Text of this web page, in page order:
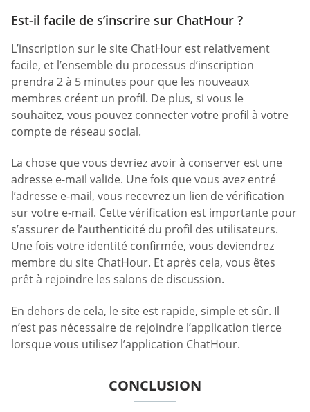
Est-il facile de s’inscrire sur ChatHour ?
L’inscription sur le site ChatHour est relativement
facile, et l’ensemble du processus d’inscription
prendra 2 à 5 minutes pour que les nouveaux
membres créent un profil. De plus, si vous le
souhaitez, vous pouvez connecter votre profil à votre
compte de réseau social.
La chose que vous devriez avoir à conserver est une
adresse e-mail valide. Une fois que vous avez entré
l’adresse e-mail, vous recevrez un lien de vérification
sur votre e-mail. Cette vérification est importante pour
s’assurer de l’authenticité du profil des utilisateurs.
Une fois votre identité confirmée, vous deviendrez
membre du site ChatHour. Et après cela, vous êtes
prêt à rejoindre les salons de discussion.
En dehors de cela, le site est rapide, simple et sûr. Il
n’est pas nécessaire de rejoindre l’application tierce
lorsque vous utilisez l’application ChatHour.
CONCLUSION